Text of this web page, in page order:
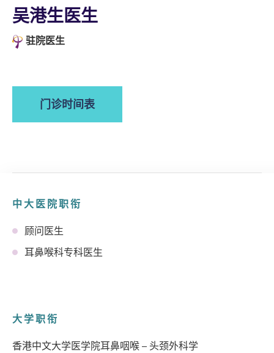
吴港生医生
驻院医生
门诊时间表
中大医院职衔
顾问医生
耳鼻喉科专科医生
大学职衔
香港中文大学医学院耳鼻咽喉 – 头颈外科学